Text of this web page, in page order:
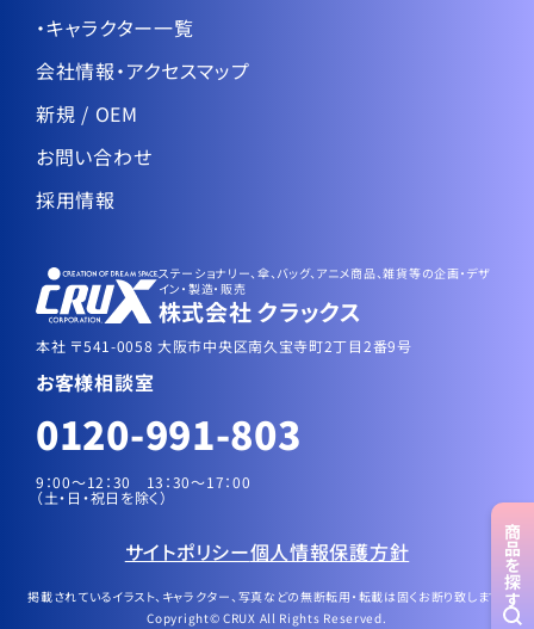
商品
を探す
・キャラクター一覧
会社情報・アクセスマップ
新規 / OEM
お問い合わせ
採用情報
ステーショナリー、傘、バッグ、アニメ商品、雑貨等の企画・デザ
イン・製造・販売
株式会社 クラックス
本社 〒541-0058 大阪市中央区南久宝寺町2丁目2番9号
お客様相談室
0120-991-803
9：00～12：30 13：30〜17：00
（土・日・祝日を除く）
サイトポリシー個人情報保護方針
掲載されているイラスト、キャラクター、写真などの無断転用・転載は固くお断り致します。
Copyright© CRUX All Rights Reserved.